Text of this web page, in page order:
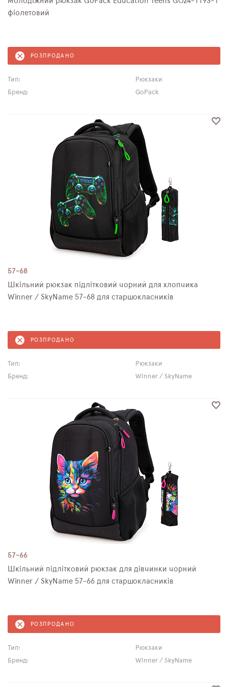
фіолетовий
РОЗПРОДАНО
Тип:
Рюкзаки
Бренд:
GoPack
57-68
Шкільний рюкзак підлітковий чорний для хлопчика
Winner / SkyName 57-68 для старшокласників
РОЗПРОДАНО
Тип:
Рюкзаки
Бренд:
Winner / SkyName
57-66
Шкільний підлітковий рюкзак для дівчинки чорний
Winner / SkyNamе 57-66 для старшокласників
РОЗПРОДАНО
Тип:
Рюкзаки
Бренд:
Winner / SkyName